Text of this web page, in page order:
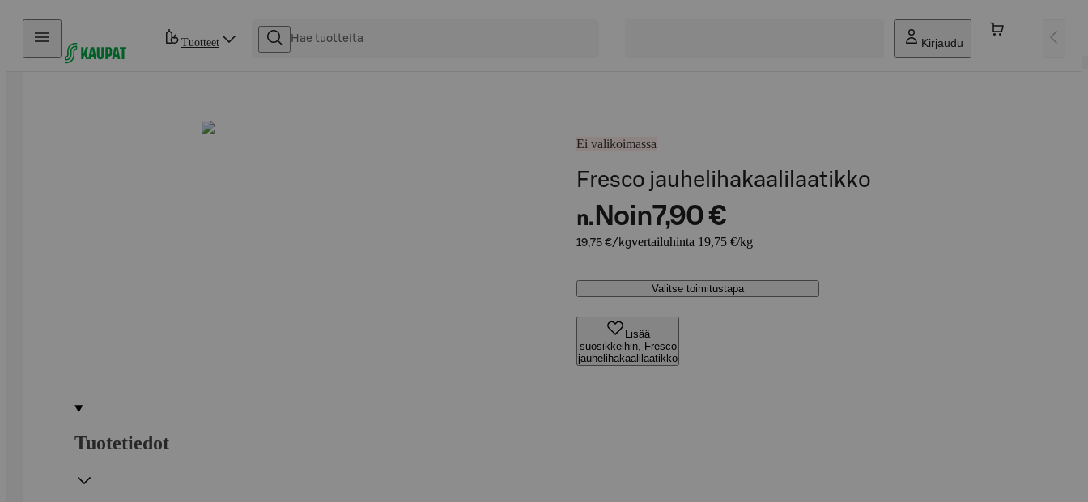
Hyppää sisältöön
Tuotteet Kirjaudu
Ei valikoimassa
Fresco jauhelihakaalilaatikko
n. Noin7,90 €
19,75 €/kgvertailuhinta 19,75 €/kg
Valitse toimitustapa
Lisää
suosikkeihin, Fresco
jauhelihakaalilaatikko
Tuotetiedot